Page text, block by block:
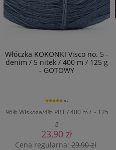
Włóczka KOKONKI Visco no. 5 -
denim / 5 nitek / 400 m / 125 g
- GOTOWY
96% Wiskoza/4% PBT / 400 m / ~ 125
g
5.0
23,90 zł
Cena regularna:29,90 zł